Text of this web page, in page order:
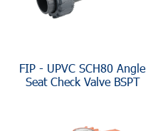
FIP - UPVC SCH80 Angle
Seat Check Valve BSPT